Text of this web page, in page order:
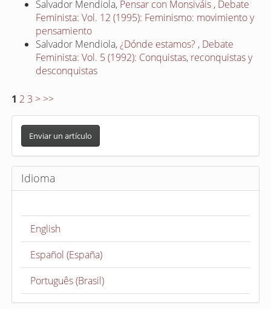
Salvador Mendiola, Pensar con Monsiváis , Debate
Feminista: Vol. 12 (1995): Feminismo: movimiento y
pensamiento
Salvador Mendiola,¿Dónde estamos? , Debate
Feminista: Vol. 5 (1992): Conquistas, reconquistas y
desconquistas
1 2 3 > >>
E
v
i
a
Enviar un artículo
Idioma
English
Español (España)
Português (Brasil)